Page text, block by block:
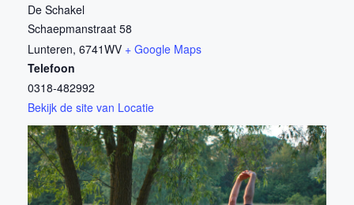
De Schakel
Schaepmanstraat 58
Lunteren, 6741WV + Google Maps
Telefoon
0318-482992
Bekijk de site van Locatie